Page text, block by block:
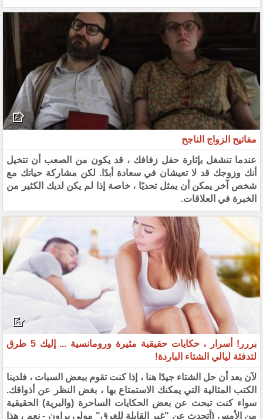
مفاتيح الزواج الناجح
عندما تنشغل بإثارة حفل زفافك ، قد يكون من الصعب أن تتخيل
أنك وزوجك قد لا تعيشان في سعادة أبدًا. لكن مشاركة حياتك مع
شخص آخر يمكن أن يمثل تحديًا ، خاصة إذا لم يكن لديك الكثير من
الخبرة في العلاقات.
بررر! أسرار ، حكايات حقيقية مثيرة ورومانسية ... إليك 5 طرق
لتدفئة ليالي الشتاء الباردة!
لآن بعد أن حل الشتاء جيدًا هنا ، إذا كنت تقوم ببعض السبات ، فلدينا
الكتب المثالية التي يمكنك الاستمتاع بها ، بغض النظر عن أذواقك.
سواء كنت تبحث عن بعض الحكايات الساحرة (والبرية) الحقيقية
من الأمس (أتحدث عن "غير القابلة للغرق" مولي براون - نعم ، هذا